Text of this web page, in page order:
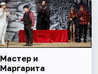
Мастер и
Маргарита